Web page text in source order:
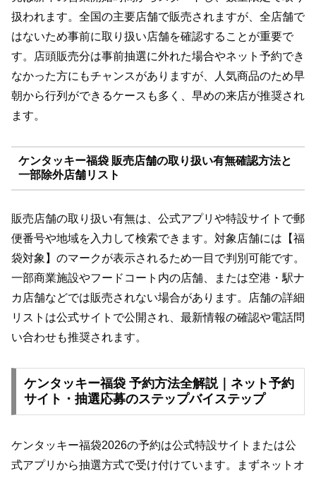
扱われます。全国の主要店舗で販売されますが、全店舗で
はないため事前に取り扱い店舗を確認することが重要で
す。店頭販売分は事前抽選に外れた場合やネット予約でき
なかった方にもチャンスがありますが、人気商品のため早
朝から行列ができるケースも多く、早めの来店が推奨され
ます。
ケンタッキー福袋 販売店舗の取り扱い有無確認方法と
一部除外店舗リスト
販売店舗の取り扱い有無は、公式アプリや特設サイトで郵
便番号や地域を入力して検索できます。対象店舗には【福
袋対象】のマークが表示されるため一目で判別可能です。
一部商業施設やフードコート内の店舗、または空港・駅ナ
カ店舗などでは販売されない場合があります。店舗の詳細
リストは公式サイトで公開され、最新情報の確認や電話問
い合わせも推奨されます。
ケンタッキー福袋 予約方法全解説｜ネット予約
サイト・抽選応募のステップバイステップ
ケンタッキー福袋2026の予約は公式特設サイトまたは公
式アプリから抽選方式で受け付けています。まずネットオ